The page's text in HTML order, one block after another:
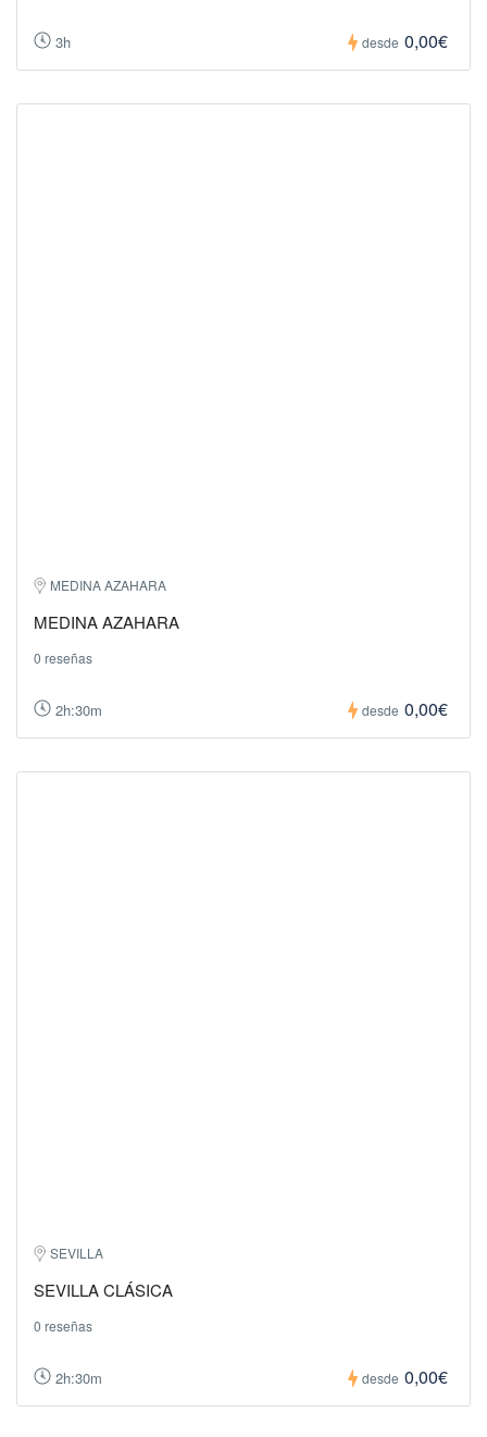
3h desde 0,00€
MEDINA AZAHARA
MEDINA AZAHARA
0 reseñas
2h:30m desde 0,00€
SEVILLA
SEVILLA CLÁSICA
0 reseñas
2h:30m desde 0,00€